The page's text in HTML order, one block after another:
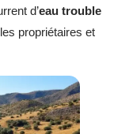
d’eau trouble
propriétaires et